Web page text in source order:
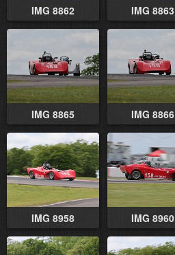
IMG 8862 IMG 8863
IMG 8865 IMG 8866
IMG 8958 IMG 8960